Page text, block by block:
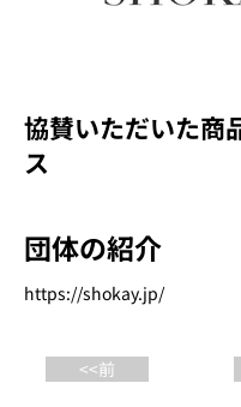
協賛いただいた商
ス
団体の紹介
https://shokay.jp/
<<前